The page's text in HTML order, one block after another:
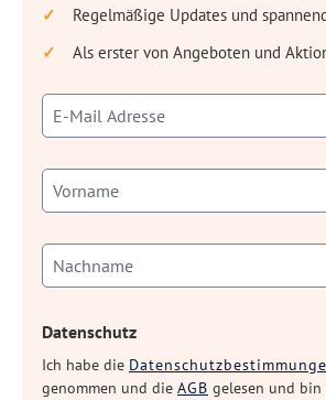
Regelmäßige Updates und
Als erster von Angeboten und
Datenschutz
Ich habe die
genommen und die AGB gelesen und